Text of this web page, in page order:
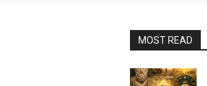
MOST READ